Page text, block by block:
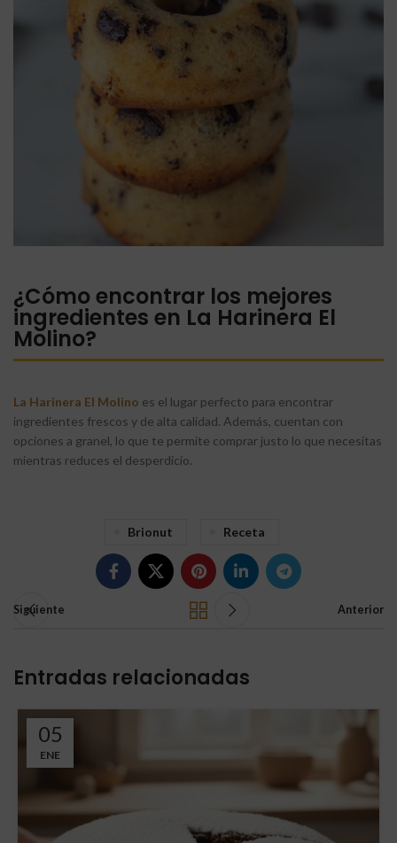
¿Cómo encontrar los mejores
ingredientes en La Harinera El
Molino?
La Harinera El Molino es el lugar perfecto para encontrar
ingredientes frescos y de alta calidad. Además, cuentan con
opciones a granel, lo que te permite comprar justo lo que necesitas
mientras reduces el desperdicio.
Brionut Receta
Siguiente Anterior
Entradas relacionadas
05
ENE